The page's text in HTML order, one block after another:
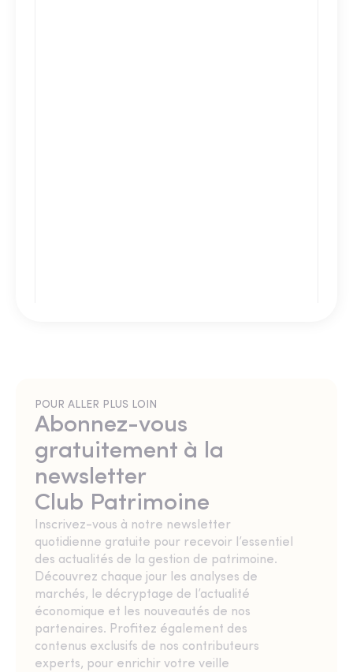
POUR ALLER PLUS LOIN
Abonnez-vous
gratuitement à la
newsletter
Club Patrimoine
Inscrivez-vous à notre newsletter
quotidienne gratuite pour recevoir l’essentiel
des actualités de la gestion de patrimoine.
Découvrez chaque jour les analyses de
marchés, le décryptage de l’actualité
économique et les nouveautés de nos
partenaires. Profitez également des
contenus exclusifs de nos contributeurs
experts, pour enrichir votre veille